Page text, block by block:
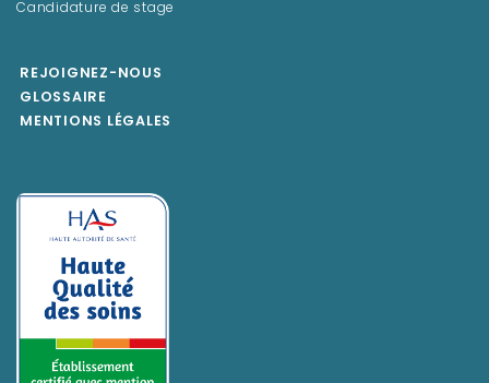
Candidature de stage
REJOIGNEZ-NOUS
GLOSSAIRE
MENTIONS LÉGALES